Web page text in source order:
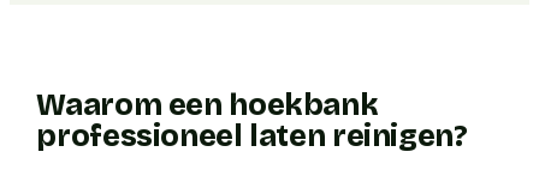
Waarom een hoekbank
professioneel laten reinigen?